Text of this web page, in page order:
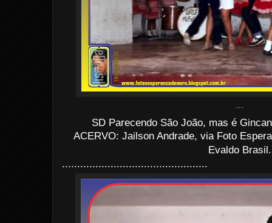
SD Parecendo São João, mas é
ACERVO: Jailson Andrade, via Foto
Evaldo Brasil.
................................................